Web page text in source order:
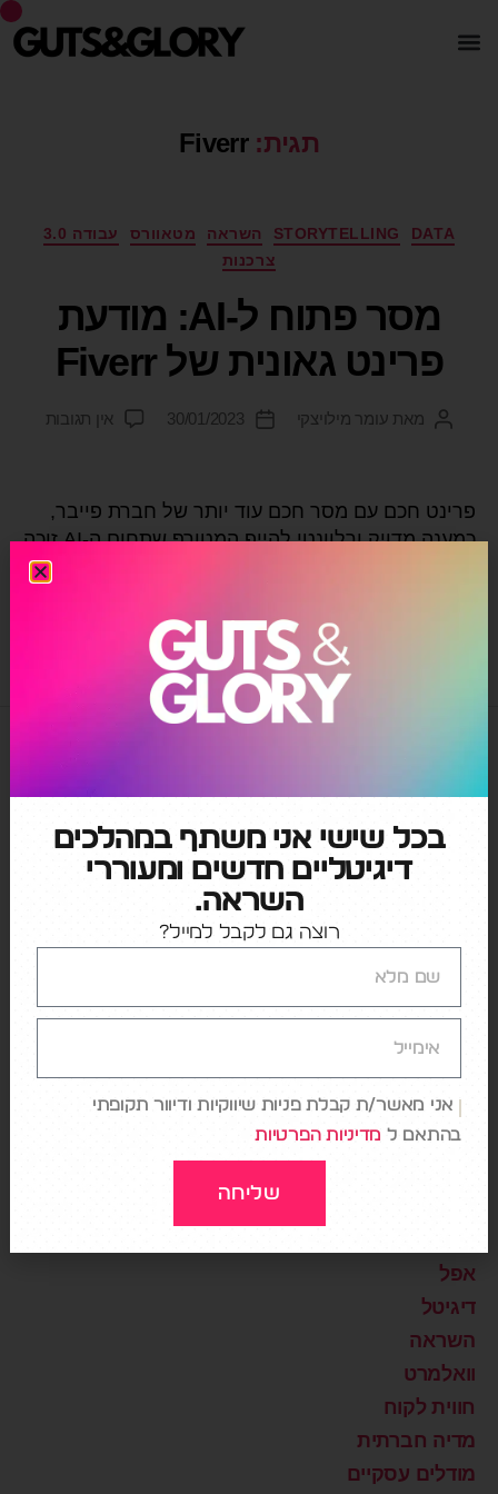
תגית: Fiverr
DATA
STORYTELLING השראה מטאוורס
עבודה 3.0
צרכנות
מסר פתוח ל-AI: מודעת
פרינט גאונית של Fiverr
מאת עומר מילויצקי 30/01/2023 אין תגובות
פרינט חכם עם מסר חכם עוד יותר של חברת פייבר,
כמענה מדויק ורלוונטי להייפ המטורף שתחום ה-AI זוכה
קריאייטיב
DATA
Design
Digital Healthcare
NETFLIX
Storytelling
אפל
דיגיטל
השראה
וואלמרט
חווית לקוח
מדיה חברתית
מודלים עסקיים
בכל שישי אני משתף במהלכים
דיגיטליים חדשים ומעוררי
השראה.
רוצה גם לקבל למייל?
אני מאשר/ת קבלת פניות שיווקיות ודיוור תקופתי
בהתאם ל מדיניות הפרטיות
שליחה